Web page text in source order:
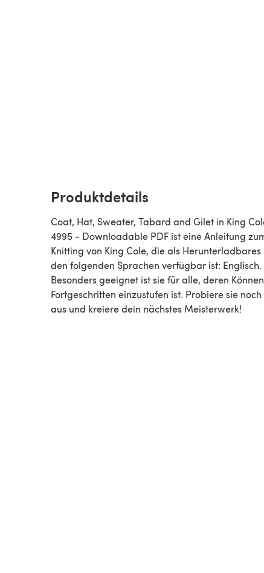
Produktdetails
Coat, Hat, Sweater, Tabard and Gilet in King
4995 - Downloadable PDF ist eine Anleitung zum
Knitting von King Cole, die als Herunterladbares
den folgenden Sprachen verfügbar ist: Englisch.
Besonders geeignet ist sie für alle, deren
Fortgeschritten einzustufen ist. Probiere sie
aus und kreiere dein nächstes Meisterwerk!